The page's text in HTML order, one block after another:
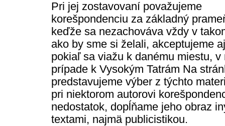
Pri jej zostavovaní považujeme
korešpondenciu za základný
keďže sa nezachováva vždy v
ako by sme si želali, akceptujeme
pokiaľ sa viažu k danému miestu, v
prípade k Vysokým Tatrám Na
predstavujeme výber z týchto
pri niektorom autorovi
nedostatok, dopĺňame jeho obraz
textami, najmä publicistikou.